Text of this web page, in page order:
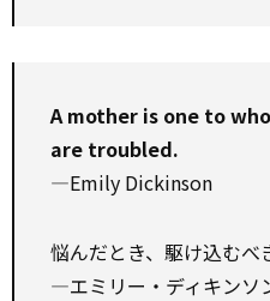
A mother is one to
are troubled.
—Emily Dickinson
悩んだとき、駆け込むべ
—エミリー・ディキンソ